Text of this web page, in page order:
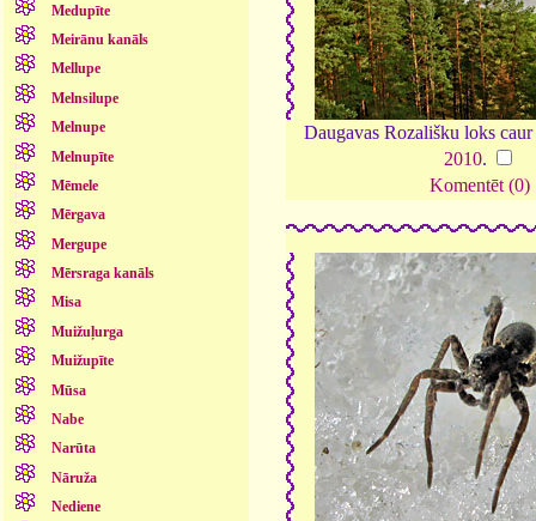
Medupīte
Meirānu kanāls
Mellupe
Melnsilupe
Melnupe
Melnupīte
Mēmele
Mērgava
Mergupe
Mērsraga kanāls
Misa
Muižuļurga
Muižupīte
Mūsa
Nabe
Narūta
Nāruža
Nediene
Daugavas Rozališku loks
2010.
Komentēt (0)